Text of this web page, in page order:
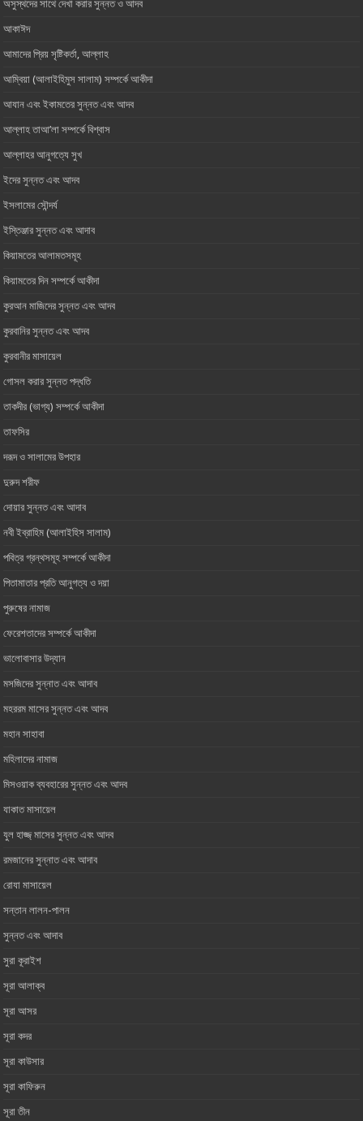
অসুস্থদের সাথে দেখা করার সুন্নত ও আদব
আকাঈদ
আমাদের প্রিয় সৃষ্টিকর্তা, আল্লাহ ‎
আম্বিয়া (আলাইহিমুস সালাম) সম্পর্কে আকীদা
আযান এবং ইকামতের সুন্নত এবং আদব
আল্লাহ তাআ’লা সম্পর্কে বিশ্বাস
আল্লাহর আনুগত্যে সুখ
ইদের সুন্নত এবং আদব
ইসলামের সৌন্দর্য
ইস্তিঞ্জার সুন্নত এবং আদাব
কিয়ামতের আলামতসমূহ
কিয়ামতের দিন সম্পর্কে আকীদা
কুরআন মাজিদের সুন্নত এবং আদব
কুরবানির সুন্নত এবং আদব
কুরবানীর মাসায়েল
গোসল করার সুন্নত পদ্ধতি
তাকদীর (ভাগ্য) সম্পর্কে আকীদা
তাফসির
দরূদ ও সালামের উপহার
দুরুদ শরীফ
দোয়ার সুন্নত এবং আদাব
নবী ইব্রাহিম (আলাইহিস সালাম)
পবিত্র গ্রন্থসমূহ সম্পর্কে আকীদা
পিতামাতার প্রতি আনুগত্য ও ‎দয়া
পুরুষের নামাজ
ফেরেশতাদের সম্পর্কে আকীদা
ভালোবাসার ‎উদ্যান
মসজিদের সুন্নাত এবং আদাব
মহররম মাসের সুন্নত এবং আদব
মহান সাহাবা
মহিলাদের নামাজ
মিসওয়াক ব্যবহারের সুন্নত এবং আদব
যাকাত মাসায়েল
যুল হাজ্জ্ মাসের সুন্নত এবং আদব
রমজানের সুন্নাত এবং আদাব
রোযা মাসায়েল
সন্তান লালন-পালন
সুন্নত এবং আদাব
সুরা কূরাইশ
সূরা আলাক্ব
সূরা কদর
সূরা কাউসার
সূরা কাফিরুন
সূরা তীন